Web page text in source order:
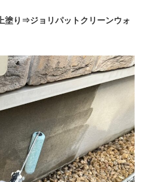
り⇒ジョリパットクリーンウォ